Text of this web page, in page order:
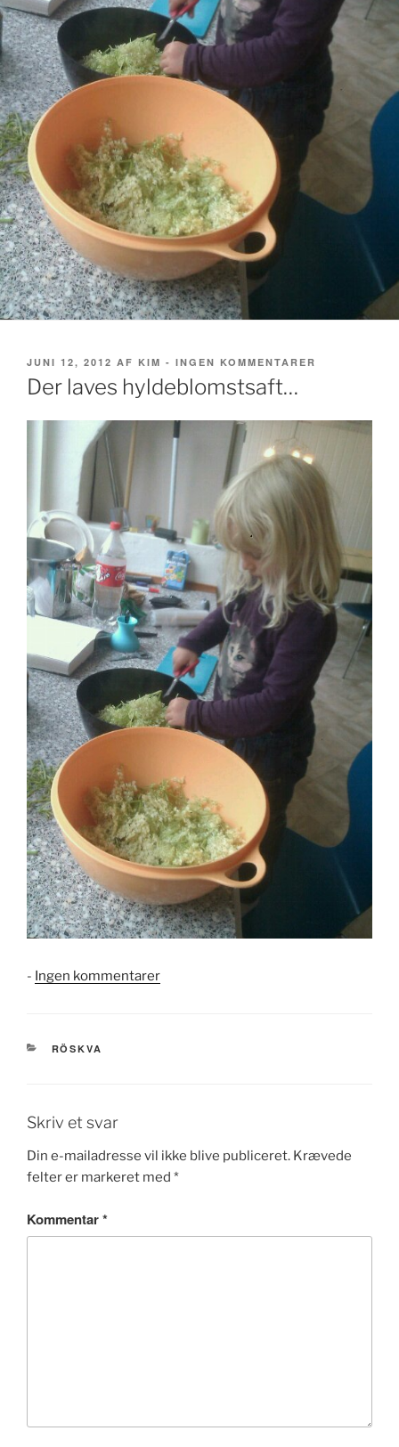
UDGIVET
DEN
JUNI 12, 2012 AF KIM - INGEN KOMMENTARER
Der laves hyldeblomstsaft…
- Ingen kommentarertil
KATEGORIER
RÖSKVA
Skriv et svar
Din e-mailadresse vil ikke blive publiceret. Krævede
felter er markeret med *
Kommentar*